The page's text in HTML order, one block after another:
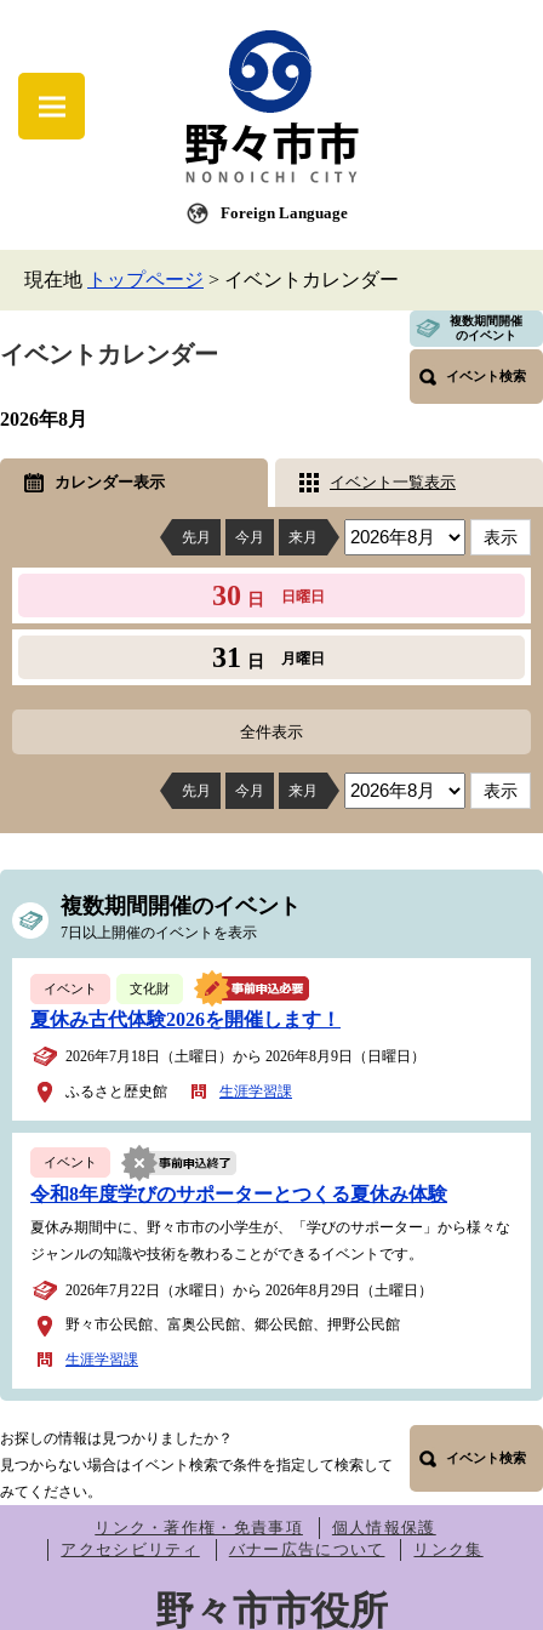
Foreign Language
現在地 トップページ > イベントカレンダー
イベントカレンダー
複数期間開催
のイベント
イベント検索
2026年8月
カレンダー表示 イベント一覧表示
先月 今月 来月
30 日 日曜日
31 日 月曜日
全件表示
先月 今月 来月
複数期間開催のイベント
7日以上開催のイベントを表示
イベント 文化財
夏休み古代体験2026を開催します！
2026年7月18日（土曜日）から 2026年8月9日（日曜日）
ふるさと歴史館 生涯学習課
イベント
令和8年度学びのサポーターとつくる夏休み体験
夏休み期間中に、野々市市の小学生が、「学びのサポーター」から様々な
ジャンルの知識や技術を教わることができるイベントです。
2026年7月22日（水曜日）から 2026年8月29日（土曜日）
野々市公民館、富奥公民館、郷公民館、押野公民館
生涯学習課
お探しの情報は見つかりましたか？
見つからない場合はイベント検索で条件を指定して検索して
みてください。
イベント検索
リンク・著作権・免責事項
個人情報保護
アクセシビリティ
バナー広告について リンク集
野々市市役所